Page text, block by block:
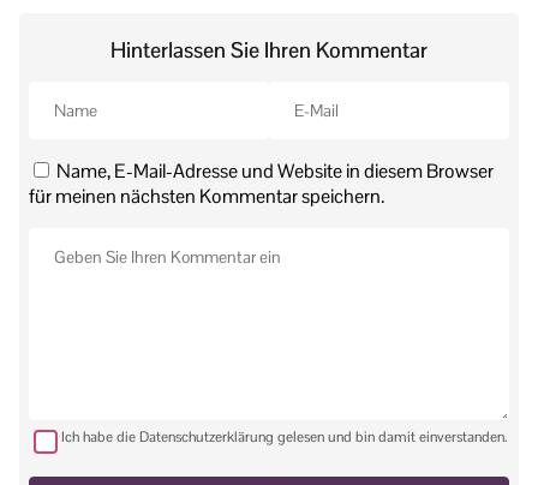
Hinterlassen Sie Ihren Kommentar
Name, E-Mail-Adresse und Website in diesem Browser
für meinen nächsten Kommentar speichern.
Ich habe die Datenschutzerklärung gelesen und bin damit einverstanden.